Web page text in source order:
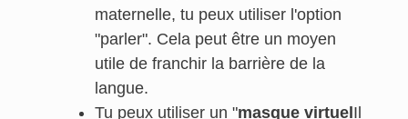
maternelle, tu peux utiliser l'option
"parler". Cela peut être un moyen
utile de franchir la barrière de la
langue.
Tu peux utiliser un "masque virtuel Il